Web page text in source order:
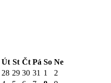
Út St Čt Pá So Ne
28 29 30 31 1
2